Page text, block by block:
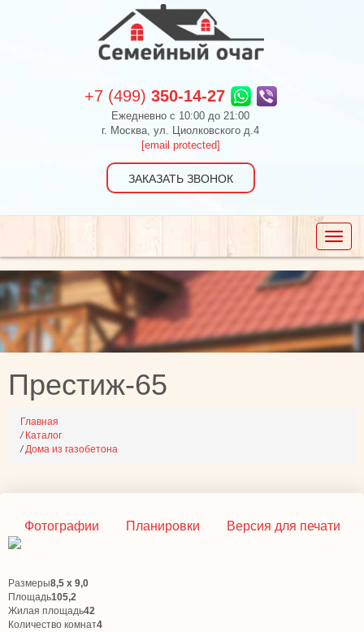
+7 (499) 350-14-27
Ежедневно c 10:00 до 21:00
г. Москва, ул. Циолковского д.4
[email protected]
ЗАКАЗАТЬ ЗВОНОК
Toggle
Престиж-65
Главная
/ Каталог
/Дома из газобетона
Фотографии Планировки Версия для печати
Размеры8,5 х 9,0
Площадь105,2
Жилая площадь42
Количество комнат4